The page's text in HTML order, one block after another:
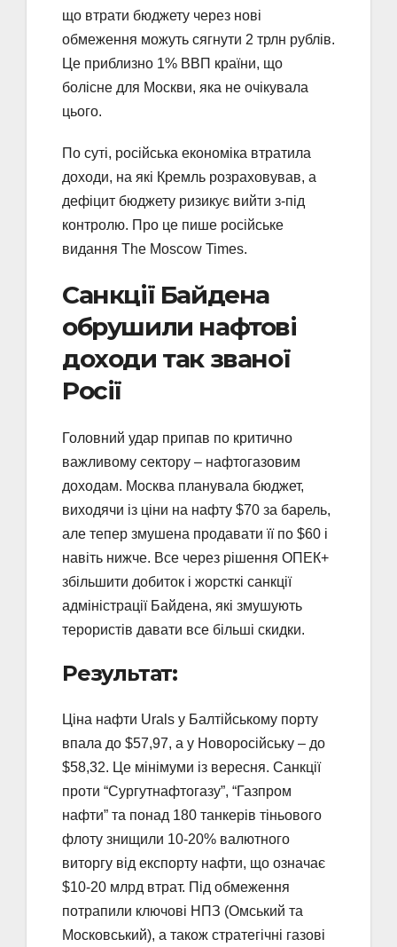
що втрати бюджету через нові
обмеження можуть сягнути 2 трлн рублів.
Це приблизно 1% ВВП країни, що
болісне для Москви, яка не очікувала
цього.
По суті, російська економіка втратила
доходи, на які Кремль розраховував, а
дефіцит бюджету ризикує вийти з-під
контролю. Про це пише російське
видання The Moscow Times.
Санкції Байдена
обрушили нафтові
доходи так званої
Росії
Головний удар припав по критично
важливому сектору – нафтогазовим
доходам. Москва планувала бюджет,
виходячи із ціни на нафту $70 за барель,
але тепер змушена продавати її по $60 і
навіть нижче. Все через рішення ОПЕК+
збільшити добиток і жорсткі санкції
адміністрації Байдена, які змушують
терористів давати все більші скидки.
Результат:
Ціна нафти Urals у Балтійському порту
впала до $57,97, а у Новоросійську – до
$58,32. Це мінімуми із вересня. Санкції
проти “Сургутнафтогазу”, “Газпром
нафти” та понад 180 танкерів тіньового
флоту знищили 10-20% валютного
виторгу від експорту нафти, що означає
$10-20 млрд втрат. Під обмеження
потрапили ключові НПЗ (Омський та
Московський), а також стратегічні газові